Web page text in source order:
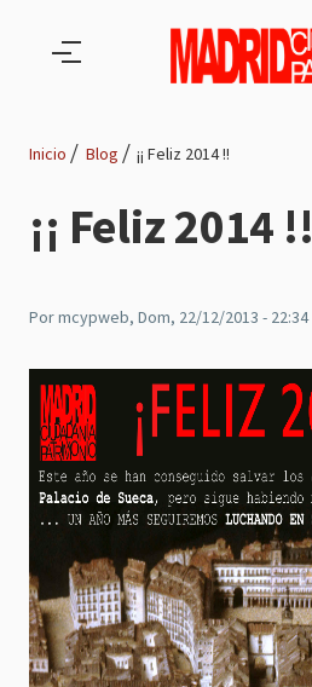
Ruta
de
navegación
Inicio Blog ¡¡ Feliz 2014 !!
¡¡ Feliz 2014 !!
Pormcypweb, Dom, 22/12/2013 - 22:34